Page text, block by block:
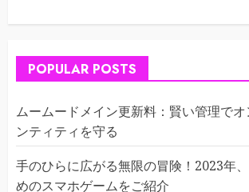
POPULAR POSTS
ムームードメイン更新料：賢い管理で
ンティティを守る
手のひらに広がる無限の冒険！2023年
めのスマホゲームをご紹介